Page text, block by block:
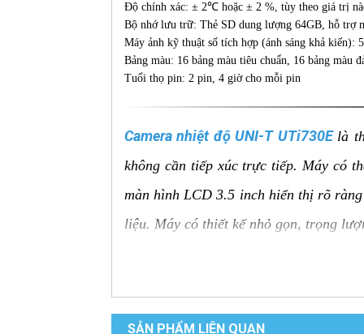
Độ chính xác: ± 2℃ hoặc ± 2 %, tùy theo giá trị
Bộ nhớ lưu trữ: Thẻ SD dung lượng 64GB, hỗ trợ
Máy ảnh kỹ thuật số tích hợp (ánh sáng khả kiến):
Bảng màu: 16 bảng màu tiêu chuẩn, 16 bảng màu
Tuổi thọ pin: 2 pin, 4 giờ cho mỗi pin
Camera nhiệt độ UNI-T UTi730E là
không cần tiếp xúc trực tiếp. Máy có
màn hình LCD 3.5 inch hiển thị rõ
liệu. Máy có thiết kế nhỏ gọn, trọng
Đo nhiệt độ từ xa:Đo nhiệt độ bề
SẢN PHẨM LIÊN QUAN